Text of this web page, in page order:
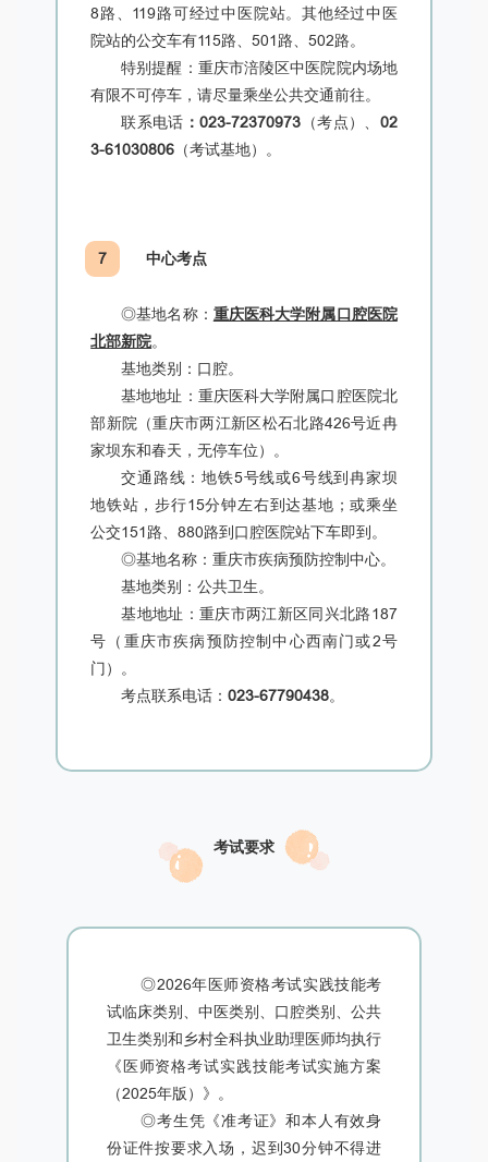
8路、119路可经过中医院站。其他经过中医
院站的公交车有115路、501路、502路。
特别提醒：重庆市涪陵区中医院院内场地
有限不可停车，请尽量乘坐公共交通前往。
联系电话 ：023-72370973 （考点）、 02
3-61030806 （考试基地）。
7 中心考点
◎基地名称： 重庆医科大学附属口腔医院
北部新院。
基地类别：口腔。
基地地址：重庆医科大学附属口腔医院北
部新院（重庆市两江新区松石北路426号近冉
家坝东和春天，无停车位）。
交通路线：地铁5号线或6号线到冉家坝
地铁站，步行15分钟左右到达基地；或乘坐
公交151路、880路到口腔医院站下车即到。
◎基地名称：重庆市疾病预防控制中心。
基地类别：公共卫生。
基地地址：重庆市两江新区同兴北路187
号（重庆市疾病预防控制中心西南门或2号
门）。
考点联系电话：023-67790438。
考试要求
◎2026年医师资格考试实践技能考
试临床类别、中医类别、口腔类别、公共
卫生类别和乡村全科执业助理医师均执行
《医师资格考试实践技能考试实施方案
（2025年版）》。
◎考生凭《准考证》和本人有效身
份证件按要求入场，迟到30分钟不得进